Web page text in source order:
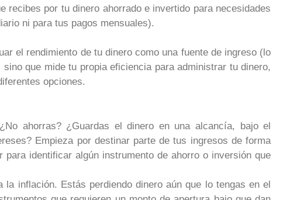
recibes por tu dinero ahorrado e invertido para necesidades
ni para tus pagos mensuales).
el rendimiento de tu dinero como una fuente de ingreso (lo
que mide tu propia eficiencia para administrar tu dinero,
opciones.
ahorras? ¿Guardas el dinero en una alcancía, bajo el
Empieza por destinar parte de tus ingresos de forma
identificar algún instrumento de ahorro o inversión que
inflación. Estás perdiendo dinero aún que lo tengas en el